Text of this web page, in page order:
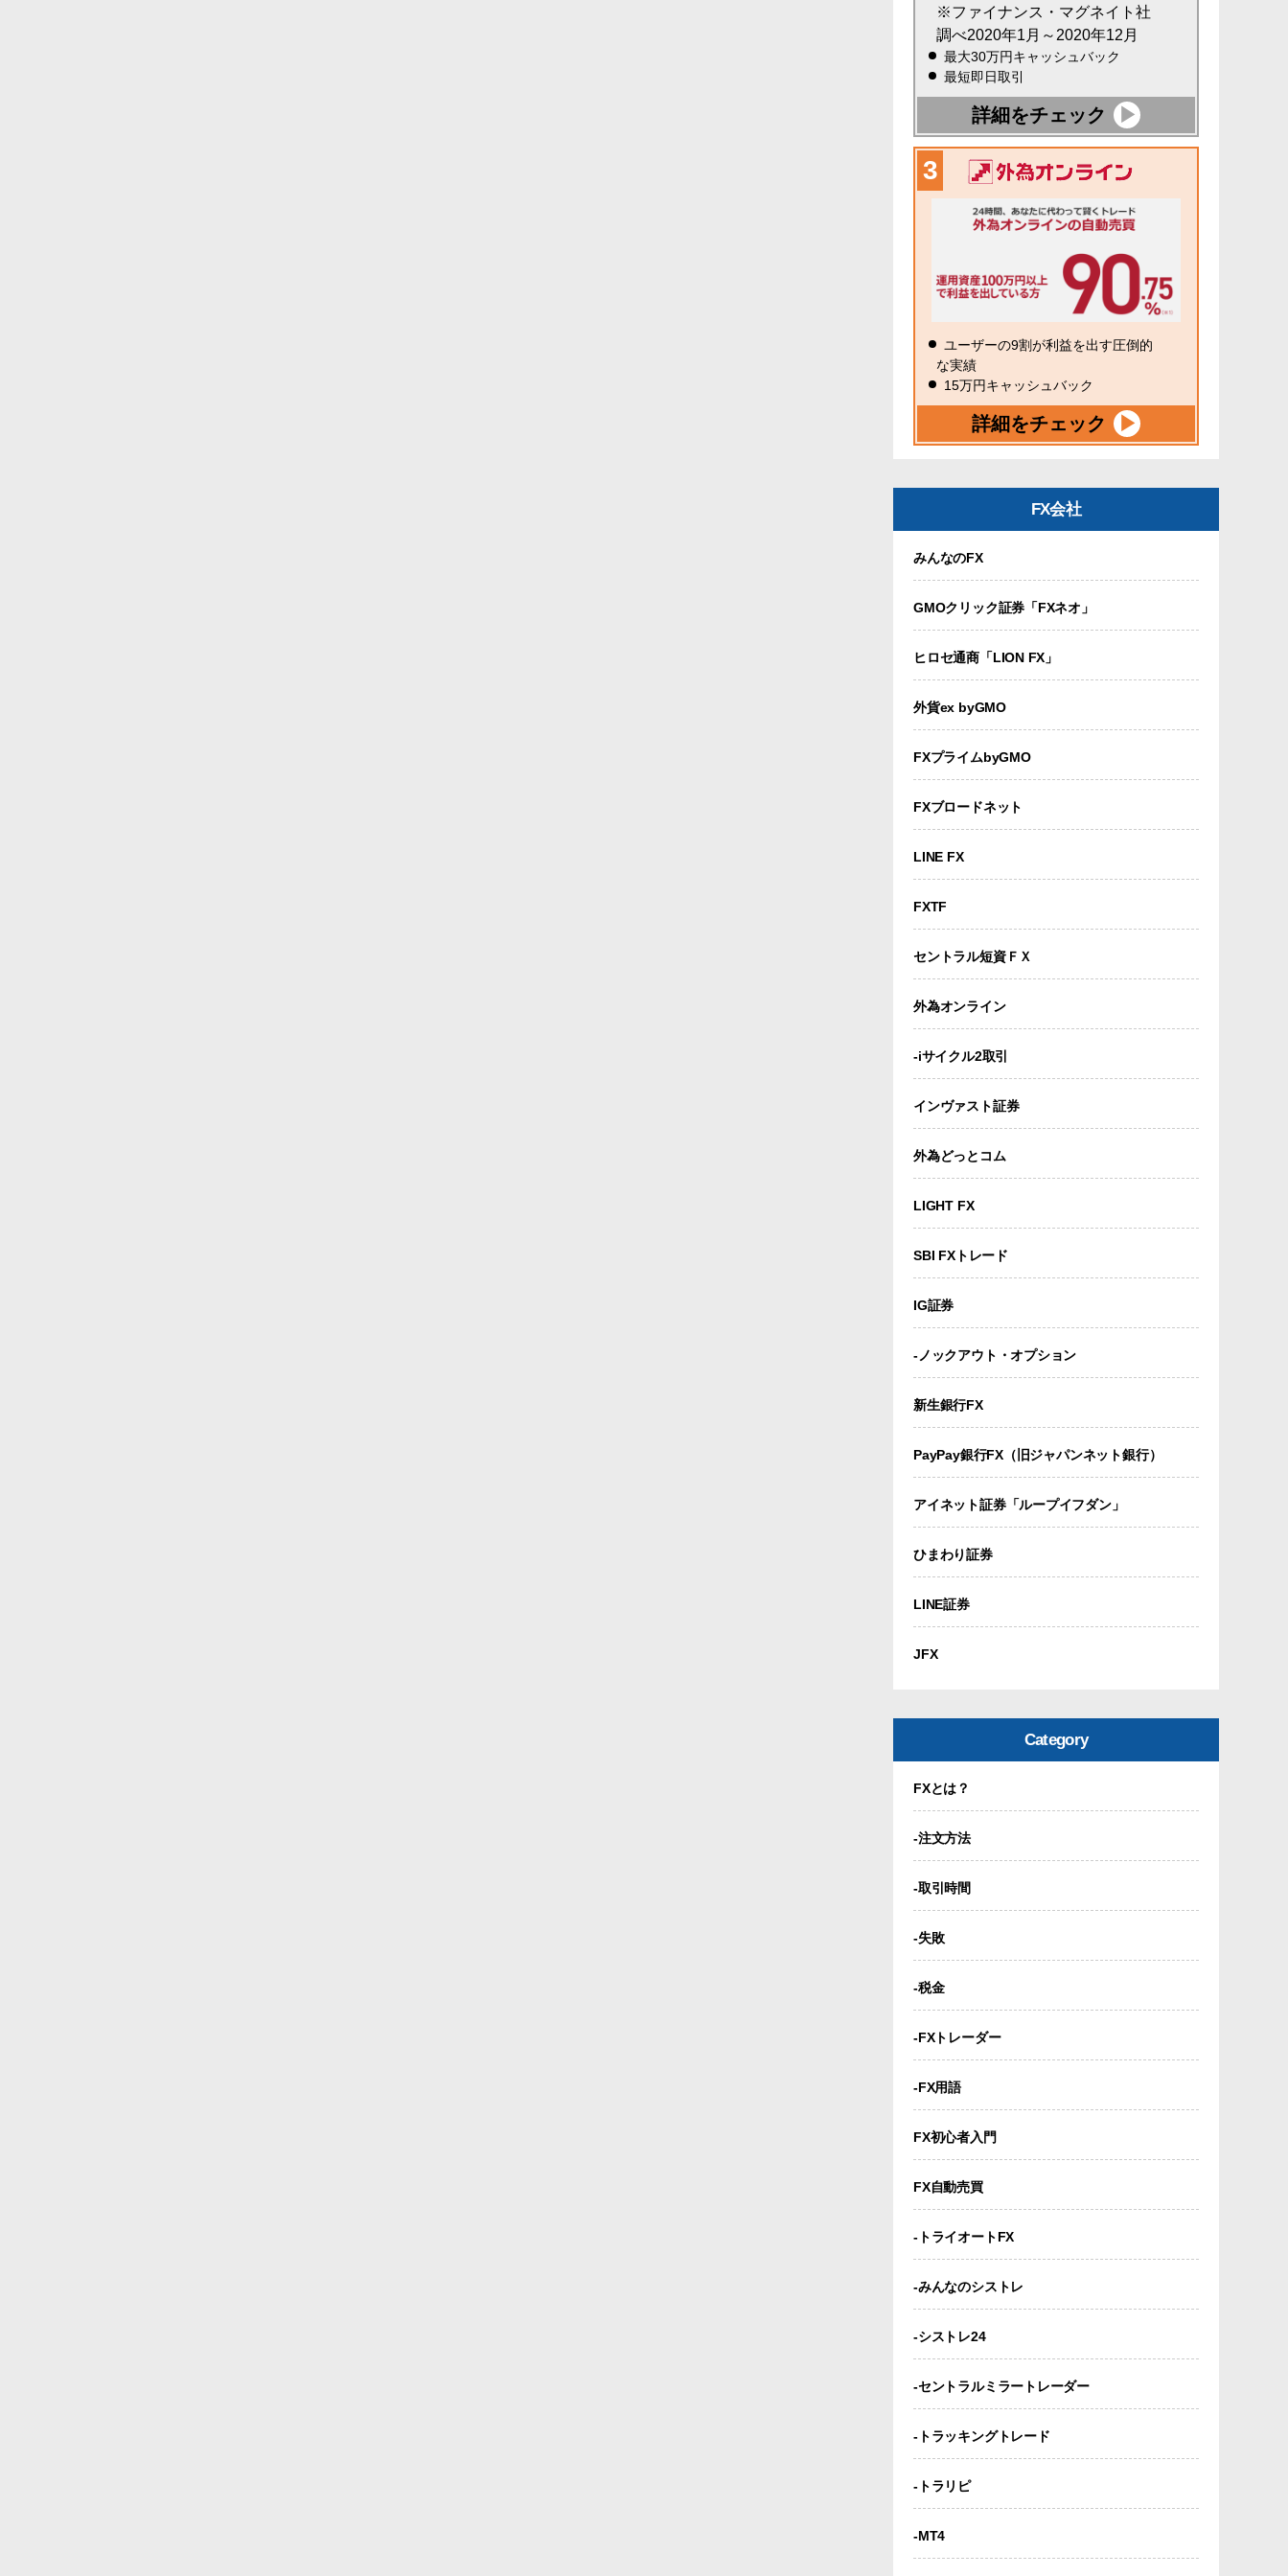
※ファイナンス・マグネイト社
調べ2020年1月～2020年12月
最大30万円キャッシュバック
最短即日取引
詳細をチェック
ユーザーの9割が利益を出す圧倒的
な実績
15万円キャッシュバック
詳細をチェック
FX会社
みんなのFX
GMOクリック証券「FXネオ」
ヒロセ通商「LION FX」
外貨ex byGMO
FXプライムbyGMO
FXブロードネット
LINE FX
FXTF
セントラル短資ＦＸ
外為オンライン
-iサイクル2取引
インヴァスト証券
外為どっとコム
LIGHT FX
SBI FXトレード
IG証券
-ノックアウト・オプション
新生銀行FX
PayPay銀行FX（旧ジャパンネット銀行）
アイネット証券「ループイフダン」
ひまわり証券
LINE証券
JFX
Category
FXとは？
-注文方法
-取引時間
-失敗
-税金
-FXトレーダー
-FX用語
FX初心者入門
FX自動売買
-トライオートFX
-みんなのシストレ
-シストレ24
-セントラルミラートレーダー
-トラッキングトレード
-トラリピ
-MT4